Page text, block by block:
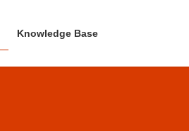
Knowledge Base